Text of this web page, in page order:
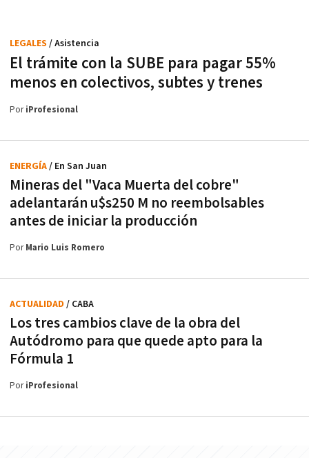
El trámite con la SUBE para pagar 55%
menos en colectivos, subtes y trenes
LEGALES / Asistencia
PoriProfesional
Mineras del "Vaca Muerta del cobre"
adelantarán u$s250 M no reembolsables
antes de iniciar la producción
ENERGÍA/ En San Juan
PorMario Luis Romero
Los tres cambios clave de la obra del
Autódromo para que quede apto para la
Fórmula 1
ACTUALIDAD / CABA
PoriProfesional